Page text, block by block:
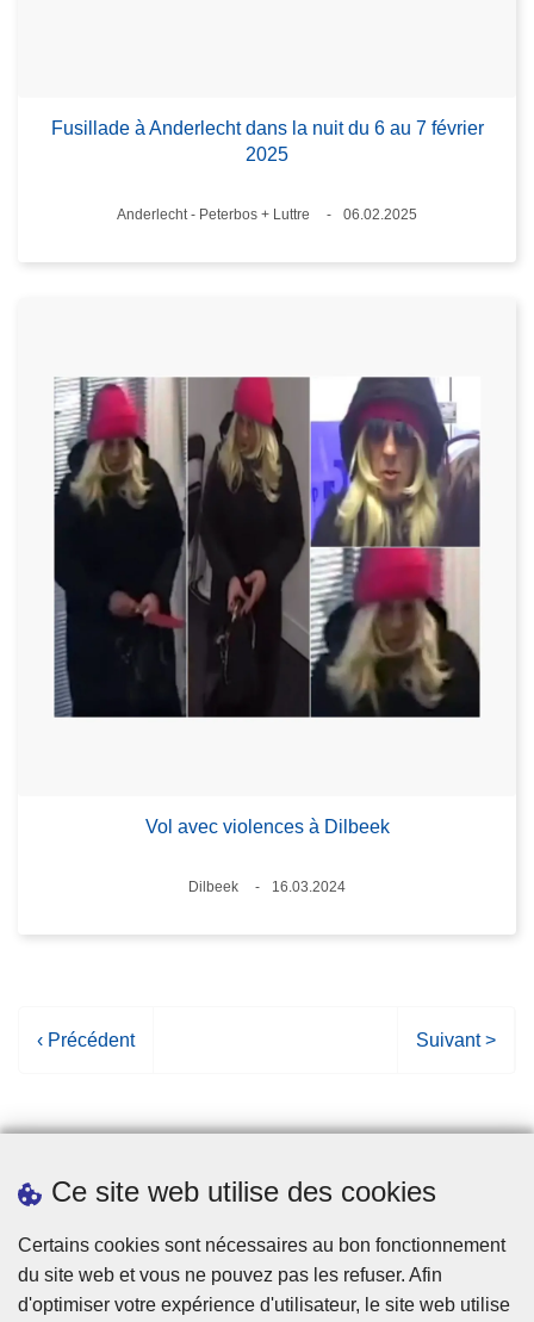
Ce site web utilise des cookies
Certains cookies sont nécessaires au bon fonctionnement
du site web et vous ne pouvez pas les refuser. Afin
d'optimiser votre expérience d'utilisateur, le site web utilise
Fusillade à Anderlecht dans la nuit du 6 au 7 février
2025
Lieux
Anderlecht - Peterbos + Luttre
06.02.2025
Vol avec violences à Dilbeek
Lieux
Dilbeek
16.03.2024
P
e
r
c
é
d
‹ Précédent
P
e
u
v
a
n
Suivant >
Statistiques